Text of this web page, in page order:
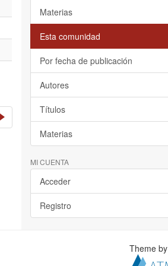
Materias
Esta comunidad
Por fecha de publicación
Autores
Títulos
Materias
MI CUENTA
Acceder
Registro
Theme by